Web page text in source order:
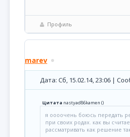
Профиль
marev
Дата: Сб, 15.02.14, 23:06 |
Цитата nastyad86kamen ()
я оооочень боюсь передать
при своих родах. как вы
рассматривать как решение